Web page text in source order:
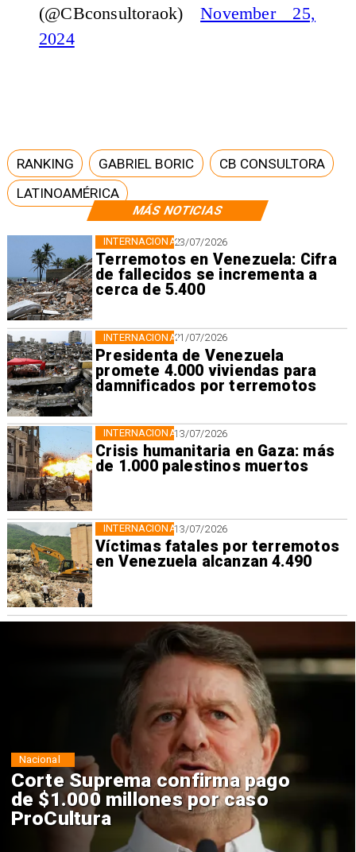
MÁS NOTICIAS
23/07/2026
Terremotos en Venezuela: Cifra
de fallecidos se incrementa a
cerca de 5.400
INTERNACIONAL
21/07/2026
Presidenta de Venezuela
promete 4.000 viviendas para
damnificados por terremotos
INTERNACIONAL
13/07/2026
Crisis humanitaria en Gaza: más
de 1.000 palestinos muertos
INTERNACIONAL
13/07/2026
Víctimas fatales por terremotos
en Venezuela alcanzan 4.490
INTERNACIONAL
(@CBconsultoraok)November 25,
2024
RANKING GABRIEL BORIC
CB CONSULTORA
LATINOAMÉRICA
Codelco suspende
construcción de Andes Norte
en El Teniente por riesgos
sísmicos
Nacional